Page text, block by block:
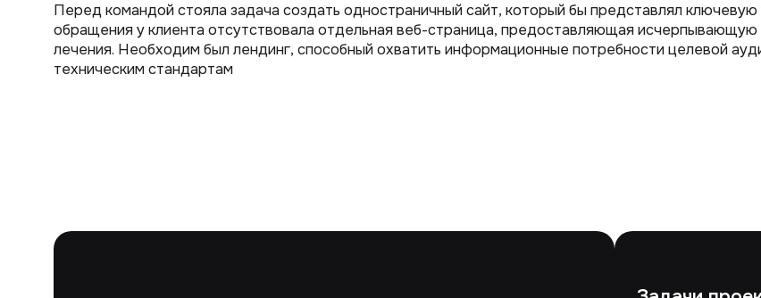
Перед командой стояла задача создать одностраничный сайт, который бы представлял
обращения у клиента отсутствовала отдельная веб-страница, предоставляющая
лечения. Необходим был лендинг, способный охватить информационные потребности целевой
техническим стандартам